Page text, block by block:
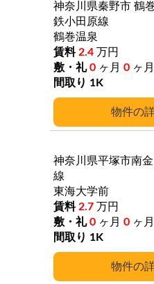
神奈川県秦野市 鶴
鉄小田原線
鶴巻温泉
2.4 万円
0 ヶ月 0 ヶ月
1K
神奈川県平塚市南金
線
東海大学前
2.7 万円
0 ヶ月 0 ヶ月
1K